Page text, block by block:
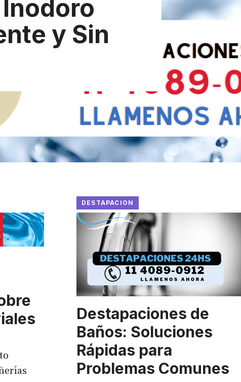
y Sin
DESTAPACION
Destapaciones de
Baños: Soluciones
Rápidas para
Problemas Comunes